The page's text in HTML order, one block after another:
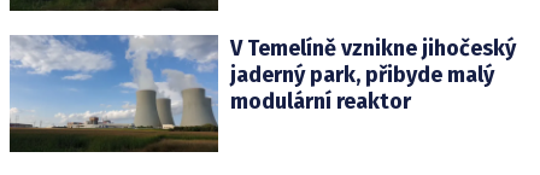
V Temelíně vznikne jihočeský
jaderný park, přibyde malý
modulární reaktor